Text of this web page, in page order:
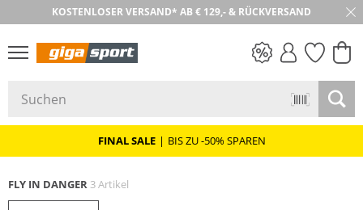
KOSTENLOSER VERSAND* AB € 129,- & RÜCKVERSAND
30 TAGE RÜCKGABE
FINAL SALE | BIS ZU -50% SPAREN
FLY IN DANGER 3 Artikel